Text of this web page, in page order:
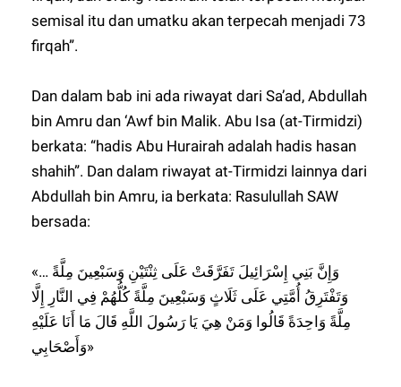
semisal itu dan umatku akan terpecah menjadi 73
firqah”.
Dan dalam bab ini ada riwayat dari Sa’ad, Abdullah
bin Amru dan ‘Awf bin Malik. Abu Isa (at-Tirmidzi)
berkata: “hadis Abu Hurairah adalah hadis hasan
shahih”. Dan dalam riwayat at-Tirmidzi lainnya dari
Abdullah bin Amru, ia berkata: Rasulullah SAW
bersada:
«… وَإِنَّ بَنِي إِسْرَائِيلَ تَفَرَّقَتْ عَلَى ثِنْتَيْنِ وَسَبْعِينَ مِلَّةً
وَتَفْتَرِقُ أُمَّتِي عَلَى ثَلَاثٍ وَسَبْعِينَ مِلَّةً كُلُّهُمْ فِي النَّارِ إِلَّا
مِلَّةً وَاحِدَةً قَالُوا وَمَنْ هِيَ يَا رَسُولَ اللَّهِ قَالَ مَا أَنَا عَلَيْهِ
وَأَصْحَابِي»